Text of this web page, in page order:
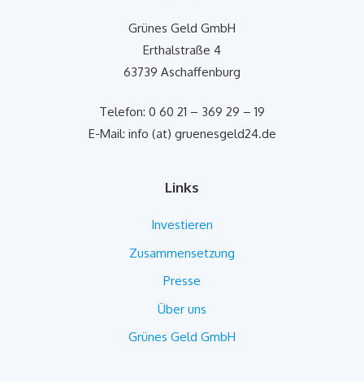
Grünes Geld GmbH
Erthalstraße 4
63739 Aschaffenburg
Telefon: 0 60 21 – 369 29 – 19
E-Mail: info (at) gruenesgeld24.de
Links
Investieren
Zusammensetzung
Presse
Über uns
Grünes Geld GmbH